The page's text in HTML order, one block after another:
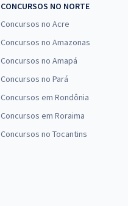
CONCURSOS NO NORTE
Concursos no Acre
Concursos no Amazonas
Concursos no Amapá
Concursos no Pará
Concursos em Rondônia
Concursos em Roraima
Concursos no Tocantins